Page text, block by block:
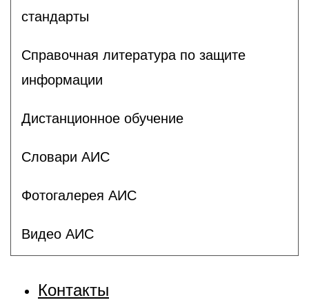
стандарты
Справочная литература по защите
информации
Дистанционное обучение
Словари АИС
Фотогалерея АИС
Видео АИС
Контакты